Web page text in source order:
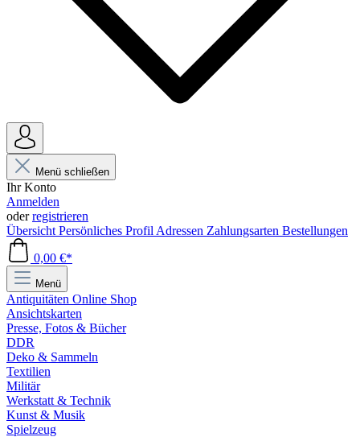
Menü schließen
Ihr Konto
Anmelden
oderregistrieren
Übersicht Persönliches Profil Adressen Zahlungsarten Bestellungen
0,00 €*
Menü
Antiquitäten Online Shop
Ansichtskarten
Presse, Fotos & Bücher
DDR
Deko & Sammeln
Textilien
Militär
Werkstatt & Technik
Kunst & Musik
Spielzeug